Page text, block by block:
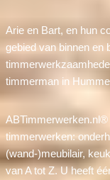
Arie en Bart, en hun
gebied van binnen en
timmerman in
timmerwerken:
(wand-)meubilair,
van A tot Z. U heeft